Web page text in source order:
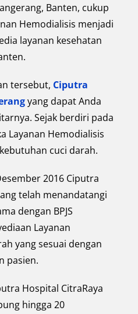
Banten, cukup
Hemodialisis menjadi
layanan kesehatan
tersebut, Ciputra
yang dapat Anda
Sejak berdiri pada
Layanan Hemodialisis
cuci darah.
2016 Ciputra
telah menandatangi
dengan BPJS
Layanan
yang sesuai dengan
pasien.
Hospital CitraRaya
hingga 20